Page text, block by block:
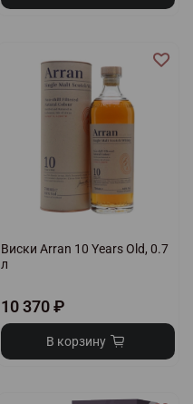
Виски Arran 10 Years Old, 0.7
л
10 370 ₽
В корзину